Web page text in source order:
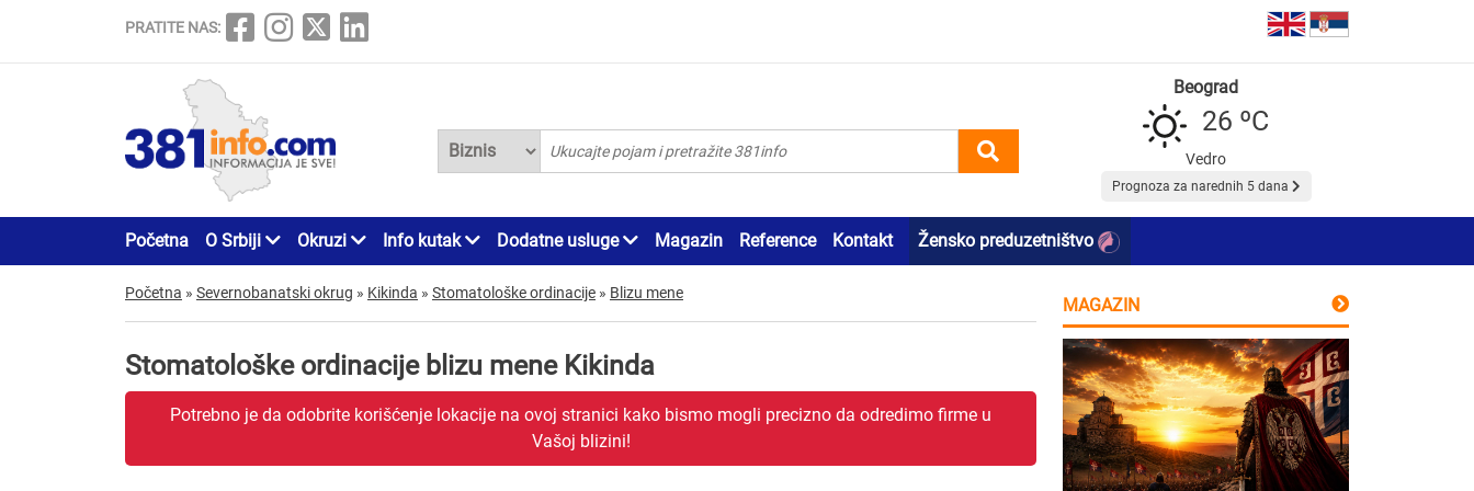
PRATITE NAS:
Beograd
26 ºC
Vedro
Prognoza za narednih 5 dana
Početna O Srbiji Okruzi Info kutak Dodatne usluge Magazin Reference Kontakt Žensko preduzetništvo
Početna » Severnobanatski okrug » Kikinda » Stomatološke ordinacije » Blizu mene
Stomatološke ordinacije blizu mene Kikinda
Potrebno je da odobrite korišćenje lokacije na ovoj stranici kako bismo mogli precizno da odredimo firme u
Vašoj blizini!
MAGAZIN